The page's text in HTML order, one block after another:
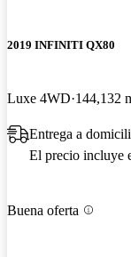
2019 INFINITI QX80
Luxe 4WD 144,132
Entrega a
El precio incluye
Buena oferta